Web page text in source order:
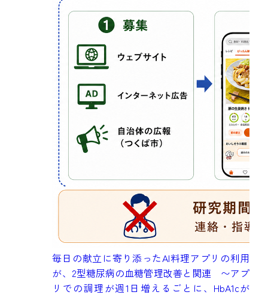
毎日の献立に寄り添ったAI料理アプリの利用
が、2型糖尿病の血糖管理改善と関連 〜アプ
リでの調理が週1日増えるごとに、HbA1cが